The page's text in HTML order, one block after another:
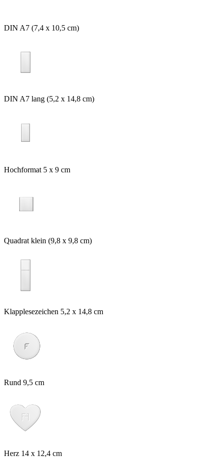
DIN A7 (7,4 x 10,5 cm)
DIN A7 lang (5,2 x 14,8 cm)
Hochformat 5 x 9 cm
Quadrat klein (9,8 x 9,8 cm)
Klapplesezeichen 5,2 x 14,8 cm
Rund 9,5 cm
Herz 14 x 12,4 cm